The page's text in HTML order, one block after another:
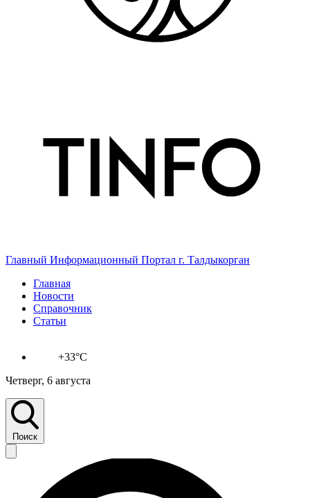
Главный Информационный Портал г. Талдыкорган
Главная
Новости
Справочник
Статьи
+33°C
Четверг, 6 августа
Поиск